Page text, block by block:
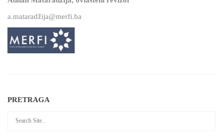
a.mataradžija@merfi.ba
PRETRAGA